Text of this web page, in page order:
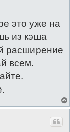
это уже на
из кэша
расширение
всем.